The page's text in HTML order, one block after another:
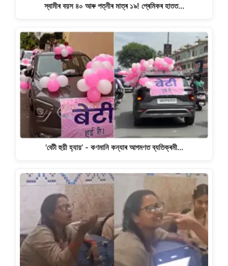
স্বামীৰ বয়স ৪০ আৰু পত্নীৰ মাত্ৰ ১৯! প্ৰেমিকৰ হাতত…
'বেটী হুয়ী হ্যায়’ - কণমানি কন্যাৰ আগমণত ব্যতিক্ৰমী…